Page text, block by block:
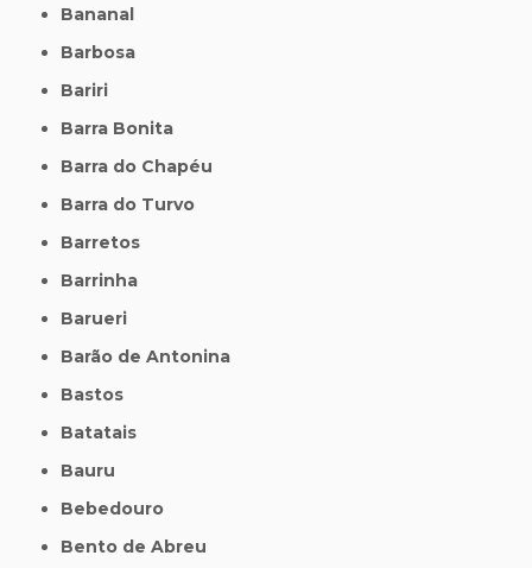
Bananal
Barbosa
Bariri
Barra Bonita
Barra do Chapéu
Barra do Turvo
Barretos
Barrinha
Barueri
Barão de Antonina
Bastos
Batatais
Bauru
Bebedouro
Bento de Abreu